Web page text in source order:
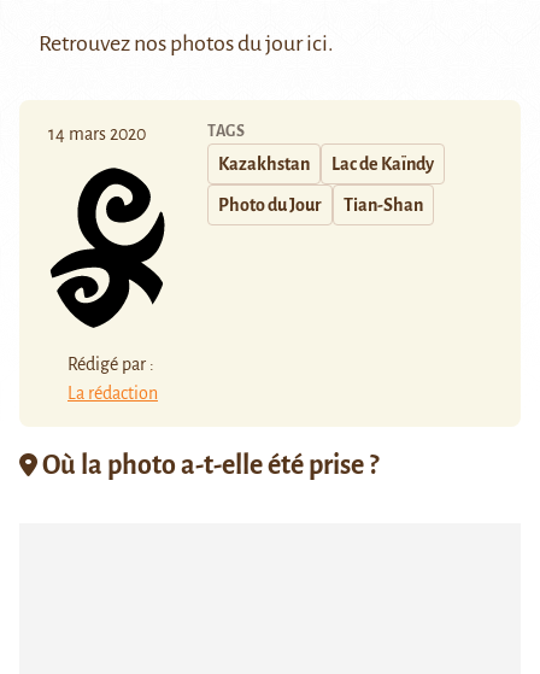
Retrouvez nos photos du jourici.
14 mars 2020
Rédigé par :
La rédaction
TAGS
Kazakhstan Lac de Kaïndy
Photo du Jour Tian-Shan
Où la photo a-t-elle été prise ?